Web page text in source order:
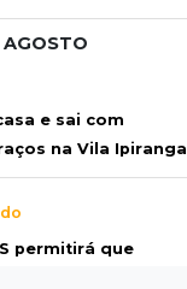
e sai com
na Vila Ipiranga
permitirá que